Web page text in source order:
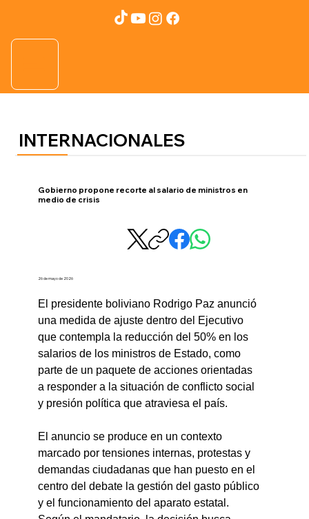
INTERNACIONALES
Gobierno propone recorte al salario de ministros en
medio de crisis
26 de mayo de 2026
El presidente boliviano Rodrigo Paz anunció
una medida de ajuste dentro del Ejecutivo
que contempla la reducción del 50% en los
salarios de los ministros de Estado, como
parte de un paquete de acciones orientadas
a responder a la situación de conflicto social
y presión política que atraviesa el país.
El anuncio se produce en un contexto
marcado por tensiones internas, protestas y
demandas ciudadanas que han puesto en el
centro del debate la gestión del gasto público
y el funcionamiento del aparato estatal.